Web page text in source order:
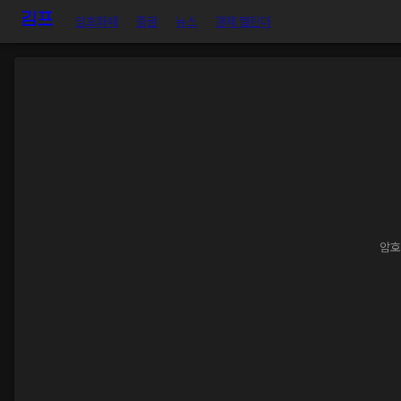
암호화폐 증권 뉴스 경제 캘린더
암